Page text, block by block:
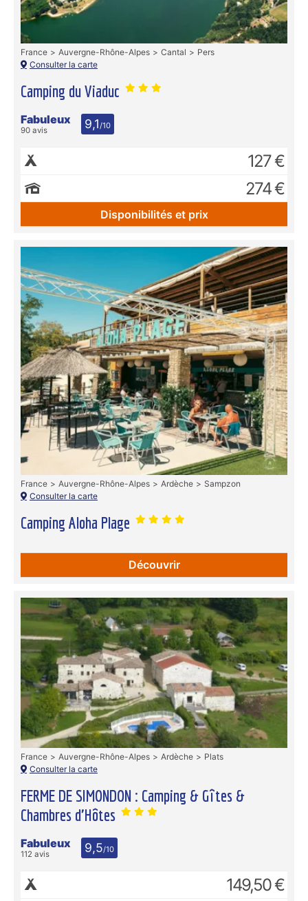
Camping du Viaduc
France Auvergne-Rhône-Alpes Cantal
Pers
Consulter la carte
Fabuleux
90 avis 9,1/10
127 €
274 €
Disponibilités et prix
Camping Aloha Plage
France Auvergne-Rhône-Alpes Ardèche
Sampzon
Consulter la carte
Découvrir
FERME DE SIMONDON : Camping & Gîtes &
Chambres d'Hôtes
France Auvergne-Rhône-Alpes Ardèche
Plats
Consulter la carte
Fabuleux
112 avis 9,5/10
149,50 €